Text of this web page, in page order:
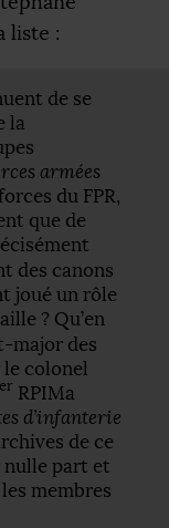
liste :
de se
la
armées
du FPR,
que de
des canons
joué un rôle
? Qu’en
major des
le colonel
er RPIMa
d’infanterie
de ce
nulle part et
membres